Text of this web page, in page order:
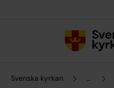
Svenska kyrkan ...